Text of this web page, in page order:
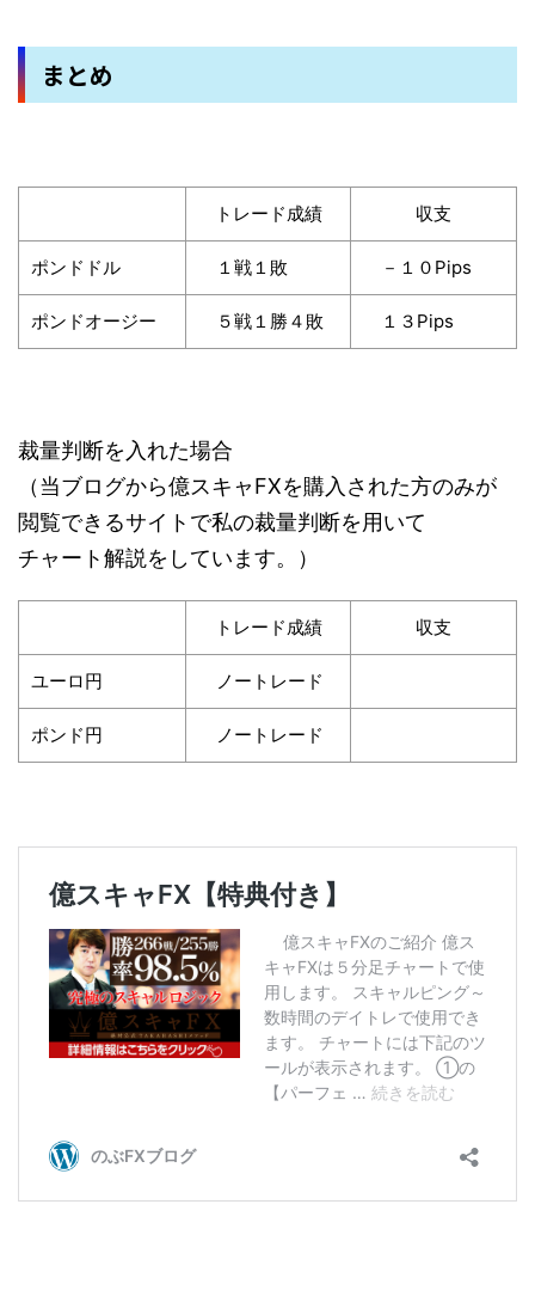
まとめ
トレード成績 収支
ポンドドル １戦１敗 －１０Pips
ポンドオージー ５戦１勝４敗 １３Pips
裁量判断を入れた場合
（当ブログから億スキャFXを購入された方のみが
閲覧できるサイトで私の裁量判断を用いて
チャート解説をしています。）
トレード成績 収支
ユーロ円 ノートレード
ポンド円 ノートレード